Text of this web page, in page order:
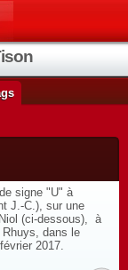
"U" à
J.-C.), sur une
(ci-dessous), à
dans le
: février 2017.